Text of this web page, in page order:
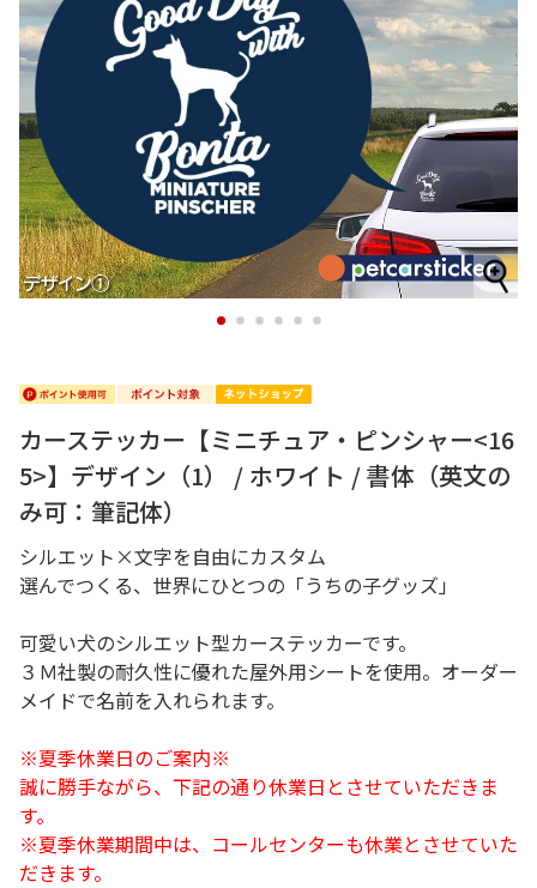
1 2 3 4 5 6
カーステッカー【ミニチュア・ピンシャー<16
5>】デザイン（1） / ホワイト / 書体（英文の
み可：筆記体）
シルエット×文字を自由にカスタム
選んでつくる、世界にひとつの「うちの子グッズ」
可愛い犬のシルエット型カーステッカーです。
３Ｍ社製の耐久性に優れた屋外用シートを使用。オーダー
メイドで名前を入れられます。
※夏季休業日のご案内※
誠に勝手ながら、下記の通り休業日とさせていただきま
す。
※夏季休業期間中は、コールセンターも休業とさせていた
だきます。